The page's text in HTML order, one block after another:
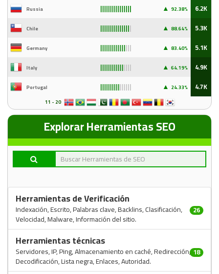
Russia ▲ 92.38% 6.2K
Chile ▲ 88.64% 5.3K
Germany ▲ 83.40% 5.1K
Italy ▲ 64.19% 4.9K
Portugal ▲ 24.33% 4.7K
11 - 20
Explorar Herramientas SEO
Herramientas de Verificación
Indexación, Escrito, Palabras clave, Backlins, Clasificación,
Velocidad, Malware, Información del sitio.
26
Herramientas técnicas
Servidores, IP, Ping, Almacenamiento en caché, Redirección,
Decodificación, Lista negra, Enlaces, Autoridad.
18